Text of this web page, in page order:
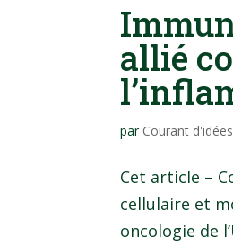
allié
par Courant d'idées
Cet article –
cellulaire et
oncologie de